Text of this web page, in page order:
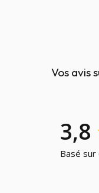
Vos avis
3,8
Basé sur